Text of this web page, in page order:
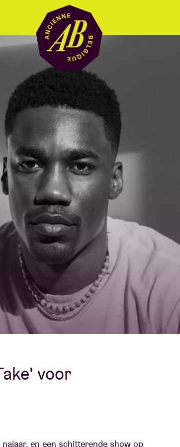
Zaalhuur
BRDCST
ABtv
Concertcheque
Over AB
Contact
voor
en een schitterende show op